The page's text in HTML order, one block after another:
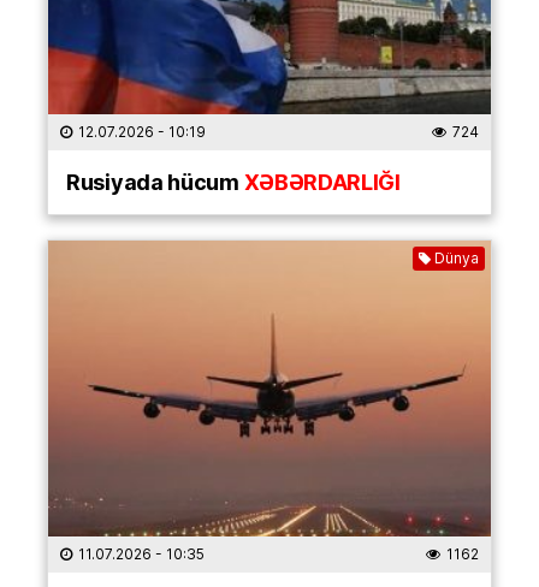
12.07.2026 - 10:19 724
Rusiyada hücumXƏBƏRDARLIĞI
Dünya
11.07.2026 - 10:35 1162